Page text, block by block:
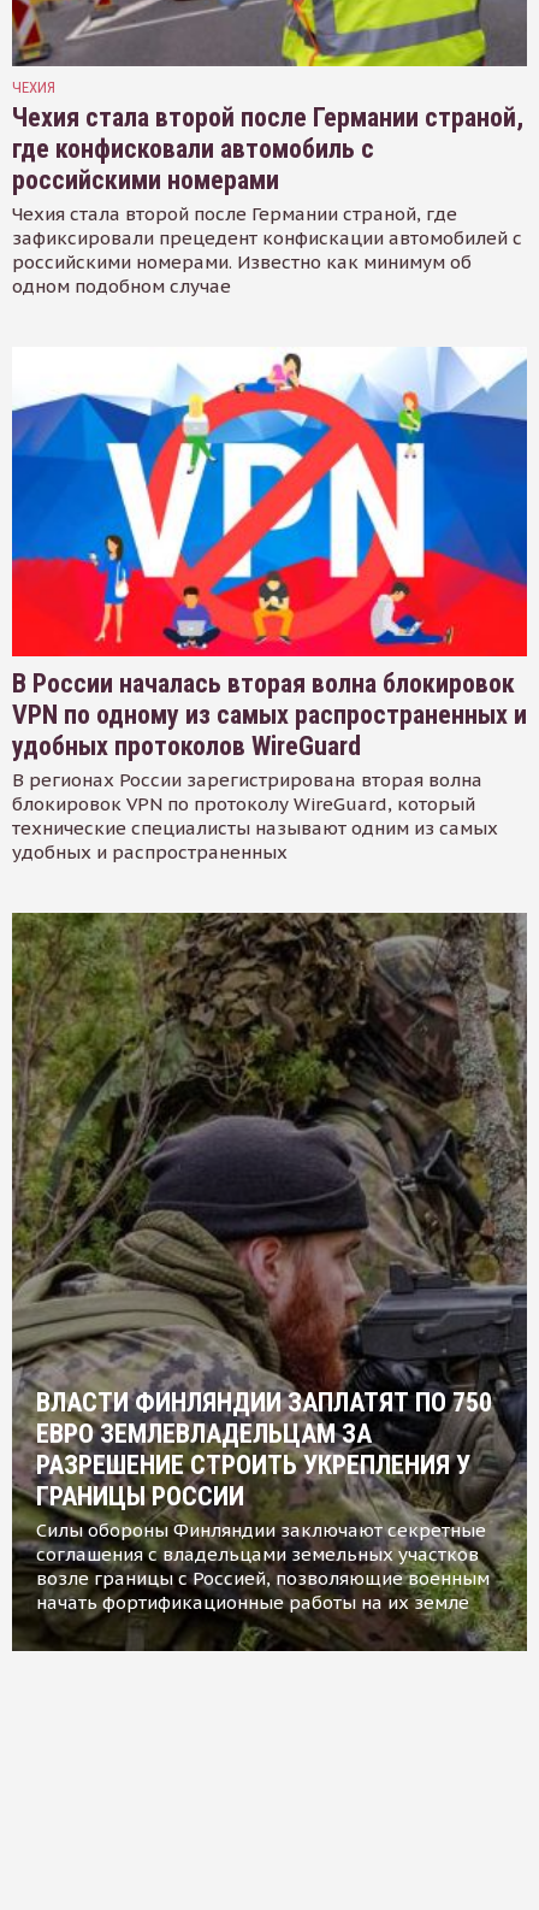
ЧЕХИЯ
Чехия стала второй после Германии страной,
где конфисковали автомобиль с
российскими номерами
Чехия стала второй после Германии страной, где
зафиксировали прецедент конфискации автомобилей с
российскими номерами. Известно как минимум об
одном подобном случае
В России началась вторая волна блокировок
VPN по одному из самых распространенных и
удобных протоколов WireGuard
В регионах России зарегистрирована вторая волна
блокировок VPN по протоколу WireGuard, который
технические специалисты называют одним из самых
удобных и распространенных
ВЛАСТИ ФИНЛЯНДИИ ЗАПЛАТЯТ ПО 750
ЕВРО ЗЕМЛЕВЛАДЕЛЬЦАМ ЗА
РАЗРЕШЕНИЕ СТРОИТЬ УКРЕПЛЕНИЯ У
ГРАНИЦЫ РОССИИ
Силы обороны Финляндии заключают секретные
соглашения с владельцами земельных участков
возле границы с Россией, позволяющие военным
начать фортификационные работы на их земле